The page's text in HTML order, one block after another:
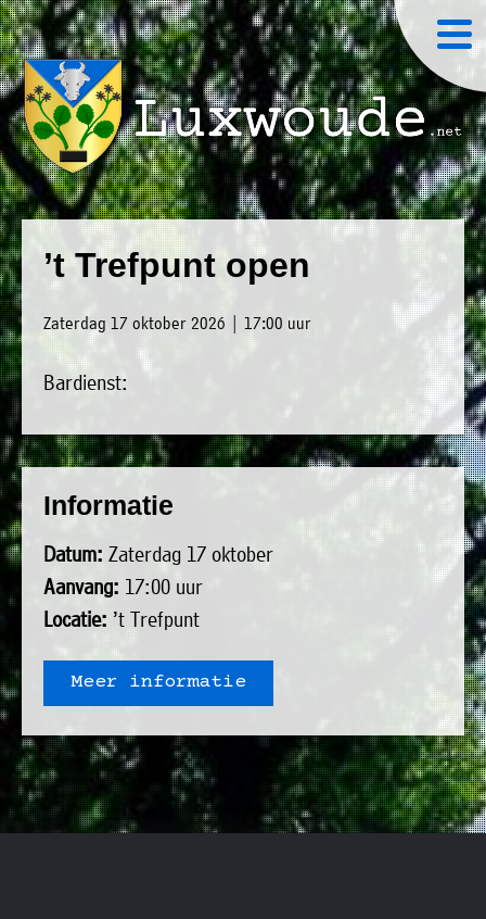
’t Trefpunt open
Zaterdag 17 oktober 2026 | 17:00 uur
Bardienst:
Informatie
Datum: Zaterdag 17 oktober
Aanvang: 17:00 uur
Locatie: ’t Trefpunt
Meer informatie
»
Home
Nieuws
Agenda
»
Verenigingen
belang
Informatie
lidmaatschap
»
Luxwoude.net
website@luxwoude.net
Plaatselijk
belang
dit
moment
het
bestuur
uit
volgende
personen:
Voorzitter
vacant
Michiel
Modderman
Penningmeester
vacant
Algemeen
lid
Anco
Hoen
Algemeen
Ids
de